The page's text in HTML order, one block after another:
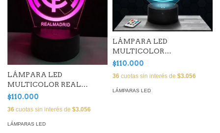
LÁMPARA LED
MULTICOLOR REAL
MADRID ( 25 CM)
$110.000
36 cuotas sin interés de $3.056
LÁMPARAS LED
LÁMPARA LED
MULTICOLOR
MANCHESTER CITY ( 25
$110.000
36 cuotas sin interés de $3.056
LÁMPARAS LED